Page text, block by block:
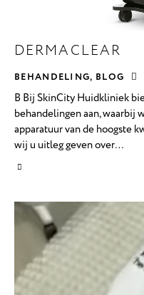
DERMACLEAR
BEHANDELING, BLOG
B Bij SkinCity Huidkliniek
behandelingen aan, waarbij
apparatuur van de hoogste
wij u uitleg geven over…